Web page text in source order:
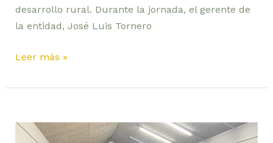
desarrollo rural. Durante la jornada, el gerente de
la entidad, José Luis Tornero
Leer más »
Cieza